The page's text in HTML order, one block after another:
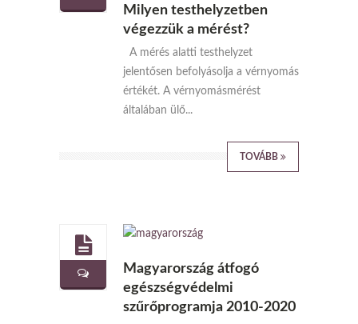
Milyen testhelyzetben
végezzük a mérést?
A mérés alatti testhelyzet
jelentősen befolyásolja a vérnyomás
értékét. A vérnyomásmérést
általában ülő...
TOVÁBB
Magyarország átfogó
egészségvédelmi
szűrőprogramja 2010-2020